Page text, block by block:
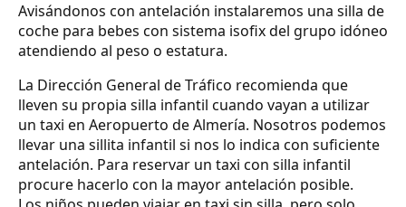
Avisándonos con antelación instalaremos una silla de
coche para bebes con sistema isofix del grupo idóneo
atendiendo al peso o estatura.
La Dirección General de Tráfico recomienda que
lleven su propia silla infantil cuando vayan a utilizar
un taxi en Aeropuerto de Almería. Nosotros podemos
llevar una sillita infantil si nos lo indica con suficiente
antelación. Para reservar un taxi con silla infantil
procure hacerlo con la mayor antelación posible.